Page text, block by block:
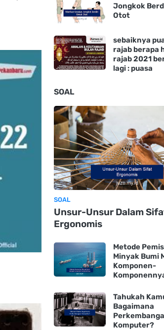
Jongkok
Otot
sebaiknya
rajab berapa
rajab 2021
lagi : puasa
SOAL
SOAL
Unsur-Unsur Dalam
Ergonomis
Metode
Minyak Bumi
Komponen-
Tahukah
Bagaimana
Komputer?